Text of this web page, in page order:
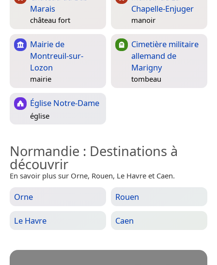
Marais
château fort
Chapelle-Enjuger
manoir
Mairie de
Montreuil-sur-
Lozon
mairie
Cimetière militaire
allemand de
Marigny
tombeau
Église Notre-Dame
église
Normandie : Destinations à
découvrir
En savoir plus sur Orne, Rouen, Le Havre et Caen.
Orne Rouen
Le Havre Caen